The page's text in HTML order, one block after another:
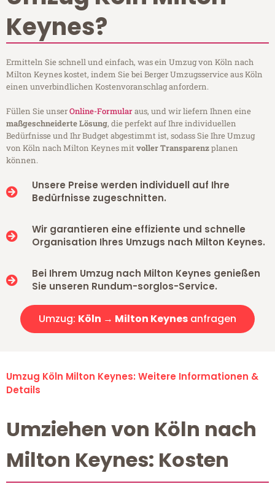
Keynes?
Ermitteln Sie schnell und einfach, was ein Umzug von Köln nach
Milton Keynes kostet, indem Sie bei Berger Umzugsservice aus Köln
einen unverbindlichen Kostenvoranschlag anfordern.
Füllen Sie unserOnline-Formularaus, und wir liefern Ihnen eine
maßgeschneiderte Lösung, die perfekt auf Ihre individuellen
Bedürfnisse und Ihr Budget abgestimmt ist, sodass Sie Ihre Umzug
von Köln nach Milton Keynes mitvoller Transparenzplanen
können.
Unsere Preise werden individuell auf Ihre
Bedürfnisse zugeschnitten.
Wir garantieren eine effiziente und schnelle
Organisation Ihres Umzugs nach Milton Keynes.
Bei Ihrem Umzug nach Milton Keynes genießen
Sie unseren Rundum-sorglos-Service.
Umzug: Köln → Milton Keynes anfragen
Umzug Köln Milton Keynes: Weitere Informationen &
Details
Umziehen von Köln nach
Milton Keynes: Kosten